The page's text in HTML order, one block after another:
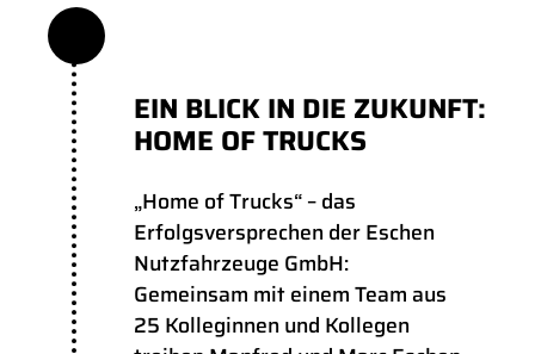
EIN BLICK IN DIE ZUKUNFT:
HOME OF TRUCKS
„Home of Trucks“ – das
Erfolgsversprechen der Eschen
Nutzfahrzeuge GmbH:
Gemeinsam mit einem Team aus
25 Kolleginnen und Kollegen